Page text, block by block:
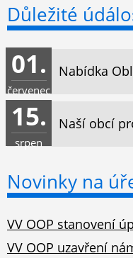
Důležité
Nabídka
01.
červenec
Naší obcí
15.
srpen
Novinky na
VV OOP stanovení
VV OOP uzavření